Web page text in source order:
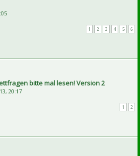
1 2 3 4 5 6
bitte mal lesen! Version 2
20:17
1 2